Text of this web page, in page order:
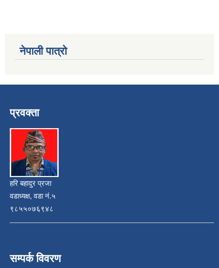
नेपाली पात्रो
प्रवक्ता
हरि बहादुर प्रजा
वडाध्यक्ष, वडा नं.५
९८५५०७६९४८
सम्पर्क विवरण